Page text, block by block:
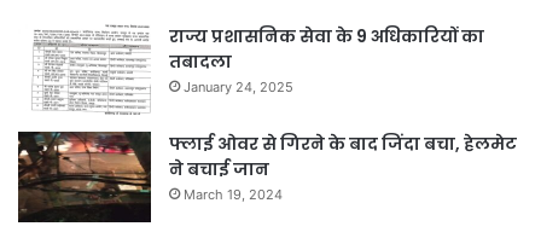
राज्य प्रशासनिक सेवा के 9 अधिकारियों का
तबादला
January 24, 2025
फ्लाई ओवर से गिरने के बाद जिंदा बचा, हेलमेट
ने बचाई जान
March 19, 2024